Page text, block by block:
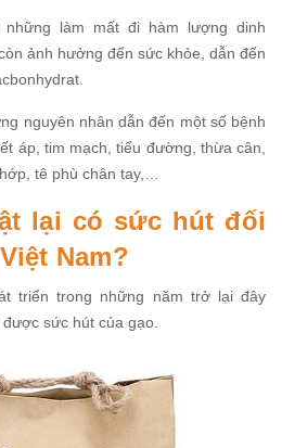
làm mất đi hàm lượng dinh
ảnh hưởng đến sức khỏe, dẫn đến
nguyên nhân dẫn đến một số bệnh
áp, tim mạch, tiểu đường, thừa cân,
tê phù chân tay,…
lại có sức hút đối
Nam?
triển trong những năm trở lại đây
sức hút của gạo.